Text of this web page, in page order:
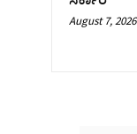
August 7, 2026